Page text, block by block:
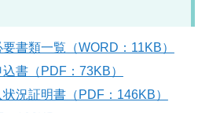
書類一覧（WORD：11KB）
書（PDF：73KB）
況証明書（PDF：146KB）